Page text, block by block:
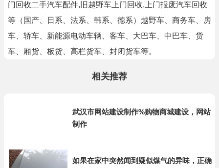
门回收二手汽车配件,旧越野车上门回收,上门报废汽车回收
等（国产、日系、法系、韩系、德系）越野车、商务车、房
车、轿车、新能源电动车辆、客车、大巴车、中巴车、货
车、厢货、板货、高栏货车、封闭货车等。
相关推荐
武汉市网站建设制作%购物商城建设，网站
制作
如果在家中突然闻到疑似煤气的异味，正确